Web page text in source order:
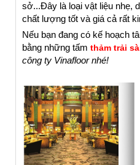
sở...Đây là loại vật liệu nhẹ,
chất lượng tốt và giá cả rất
Nếu bạn đang có kế hoạch
bằng những tấm thảm trải
công ty Vinafloor nhé!